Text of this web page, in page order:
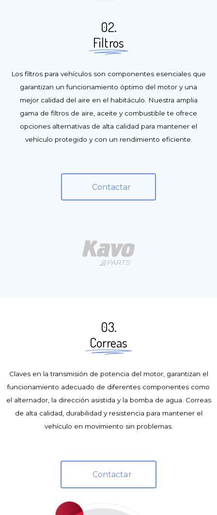
02.
Filtros
Los filtros para vehículos son componentes esenciales que
garantizan un funcionamiento óptimo del motor y una
mejor calidad del aire en el habitáculo. Nuestra amplia
gama de filtros de aire, aceite y combustible te ofrece
opciones alternativas de alta calidad para mantener el
vehículo protegido y con un rendimiento eficiente.
Contactar
03.
Correas
Claves en la transmisión de potencia del motor, garantizan el
funcionamiento adecuado de diferentes componentes como
el alternador, la dirección asistida y la bomba de agua. Correas
de alta calidad, durabilidad y resistencia para mantener el
vehículo en movimiento sin problemas.
Contactar